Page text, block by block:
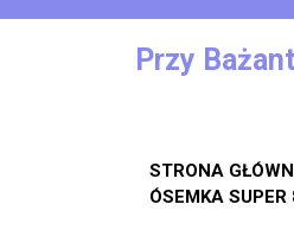
Przy
STRONA
ÓSEMKA